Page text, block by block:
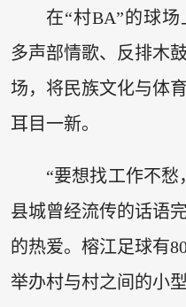
在“村BA”的球场
多声部情歌、反排木
场，将民族文化与体
耳目一新。
“要想找工作不愁
县城曾经流传的话语
的热爱。榕江足球有
举办村与村之间的小